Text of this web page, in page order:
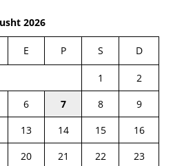
2026
E P S D
1
2
6 7 8
9
13 14 15
16
20 21 22
23